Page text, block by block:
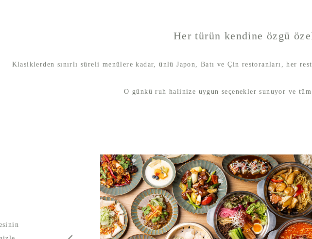
Her türün kendine özgü
Klasiklerden sınırlı süreli menülere kadar, ünlü Japon, Batı ve Çin restoranları, her
O günkü ruh halinize uygun seçenekler sunuyor ve